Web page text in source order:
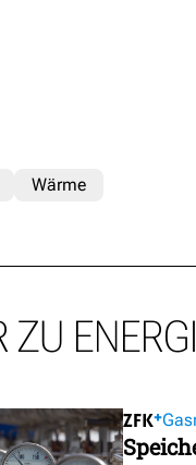
Wärme
ZU